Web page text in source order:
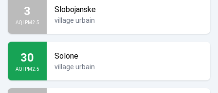
3
AQI PM2.5
Slobojanske
village urbain
30
AQI PM2.5
Solone
village urbain